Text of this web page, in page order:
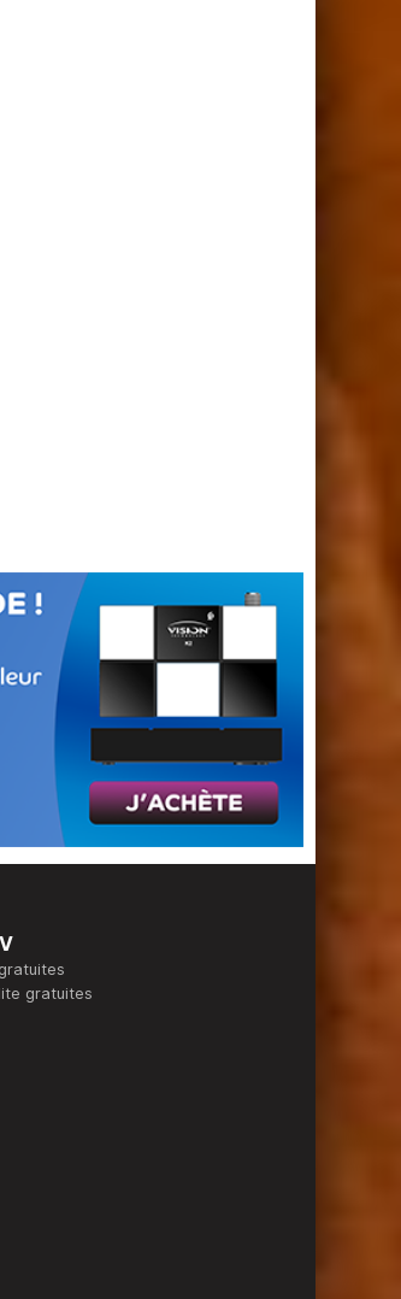
gratuites